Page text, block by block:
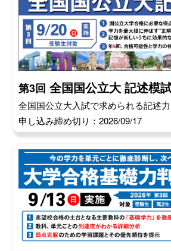
第3回 全国国公立大 記述模
全国国公立大入試で求められる記述
申し込み締め切り：2026/09/17